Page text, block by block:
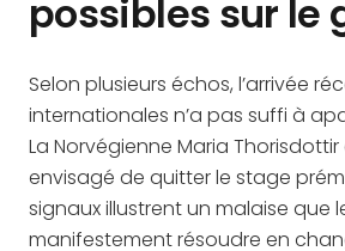
possibles sur le
Selon plusieurs échos, l’arrivée
internationales n’a pas suffi à
La Norvégienne Maria
envisagé de quitter le stage
signaux illustrent un malaise que
manifestement résoudre en